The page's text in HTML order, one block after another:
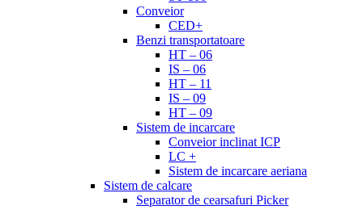
Conveior
CED+
Benzi transportatoare
HT – 06
IS – 06
HT – 11
IS – 09
HT – 09
Sistem de incarcare
Conveior inclinat ICP
LC +
Sistem de incarcare aeriana
Sistem de calcare
Separator de cearsafuri Picker